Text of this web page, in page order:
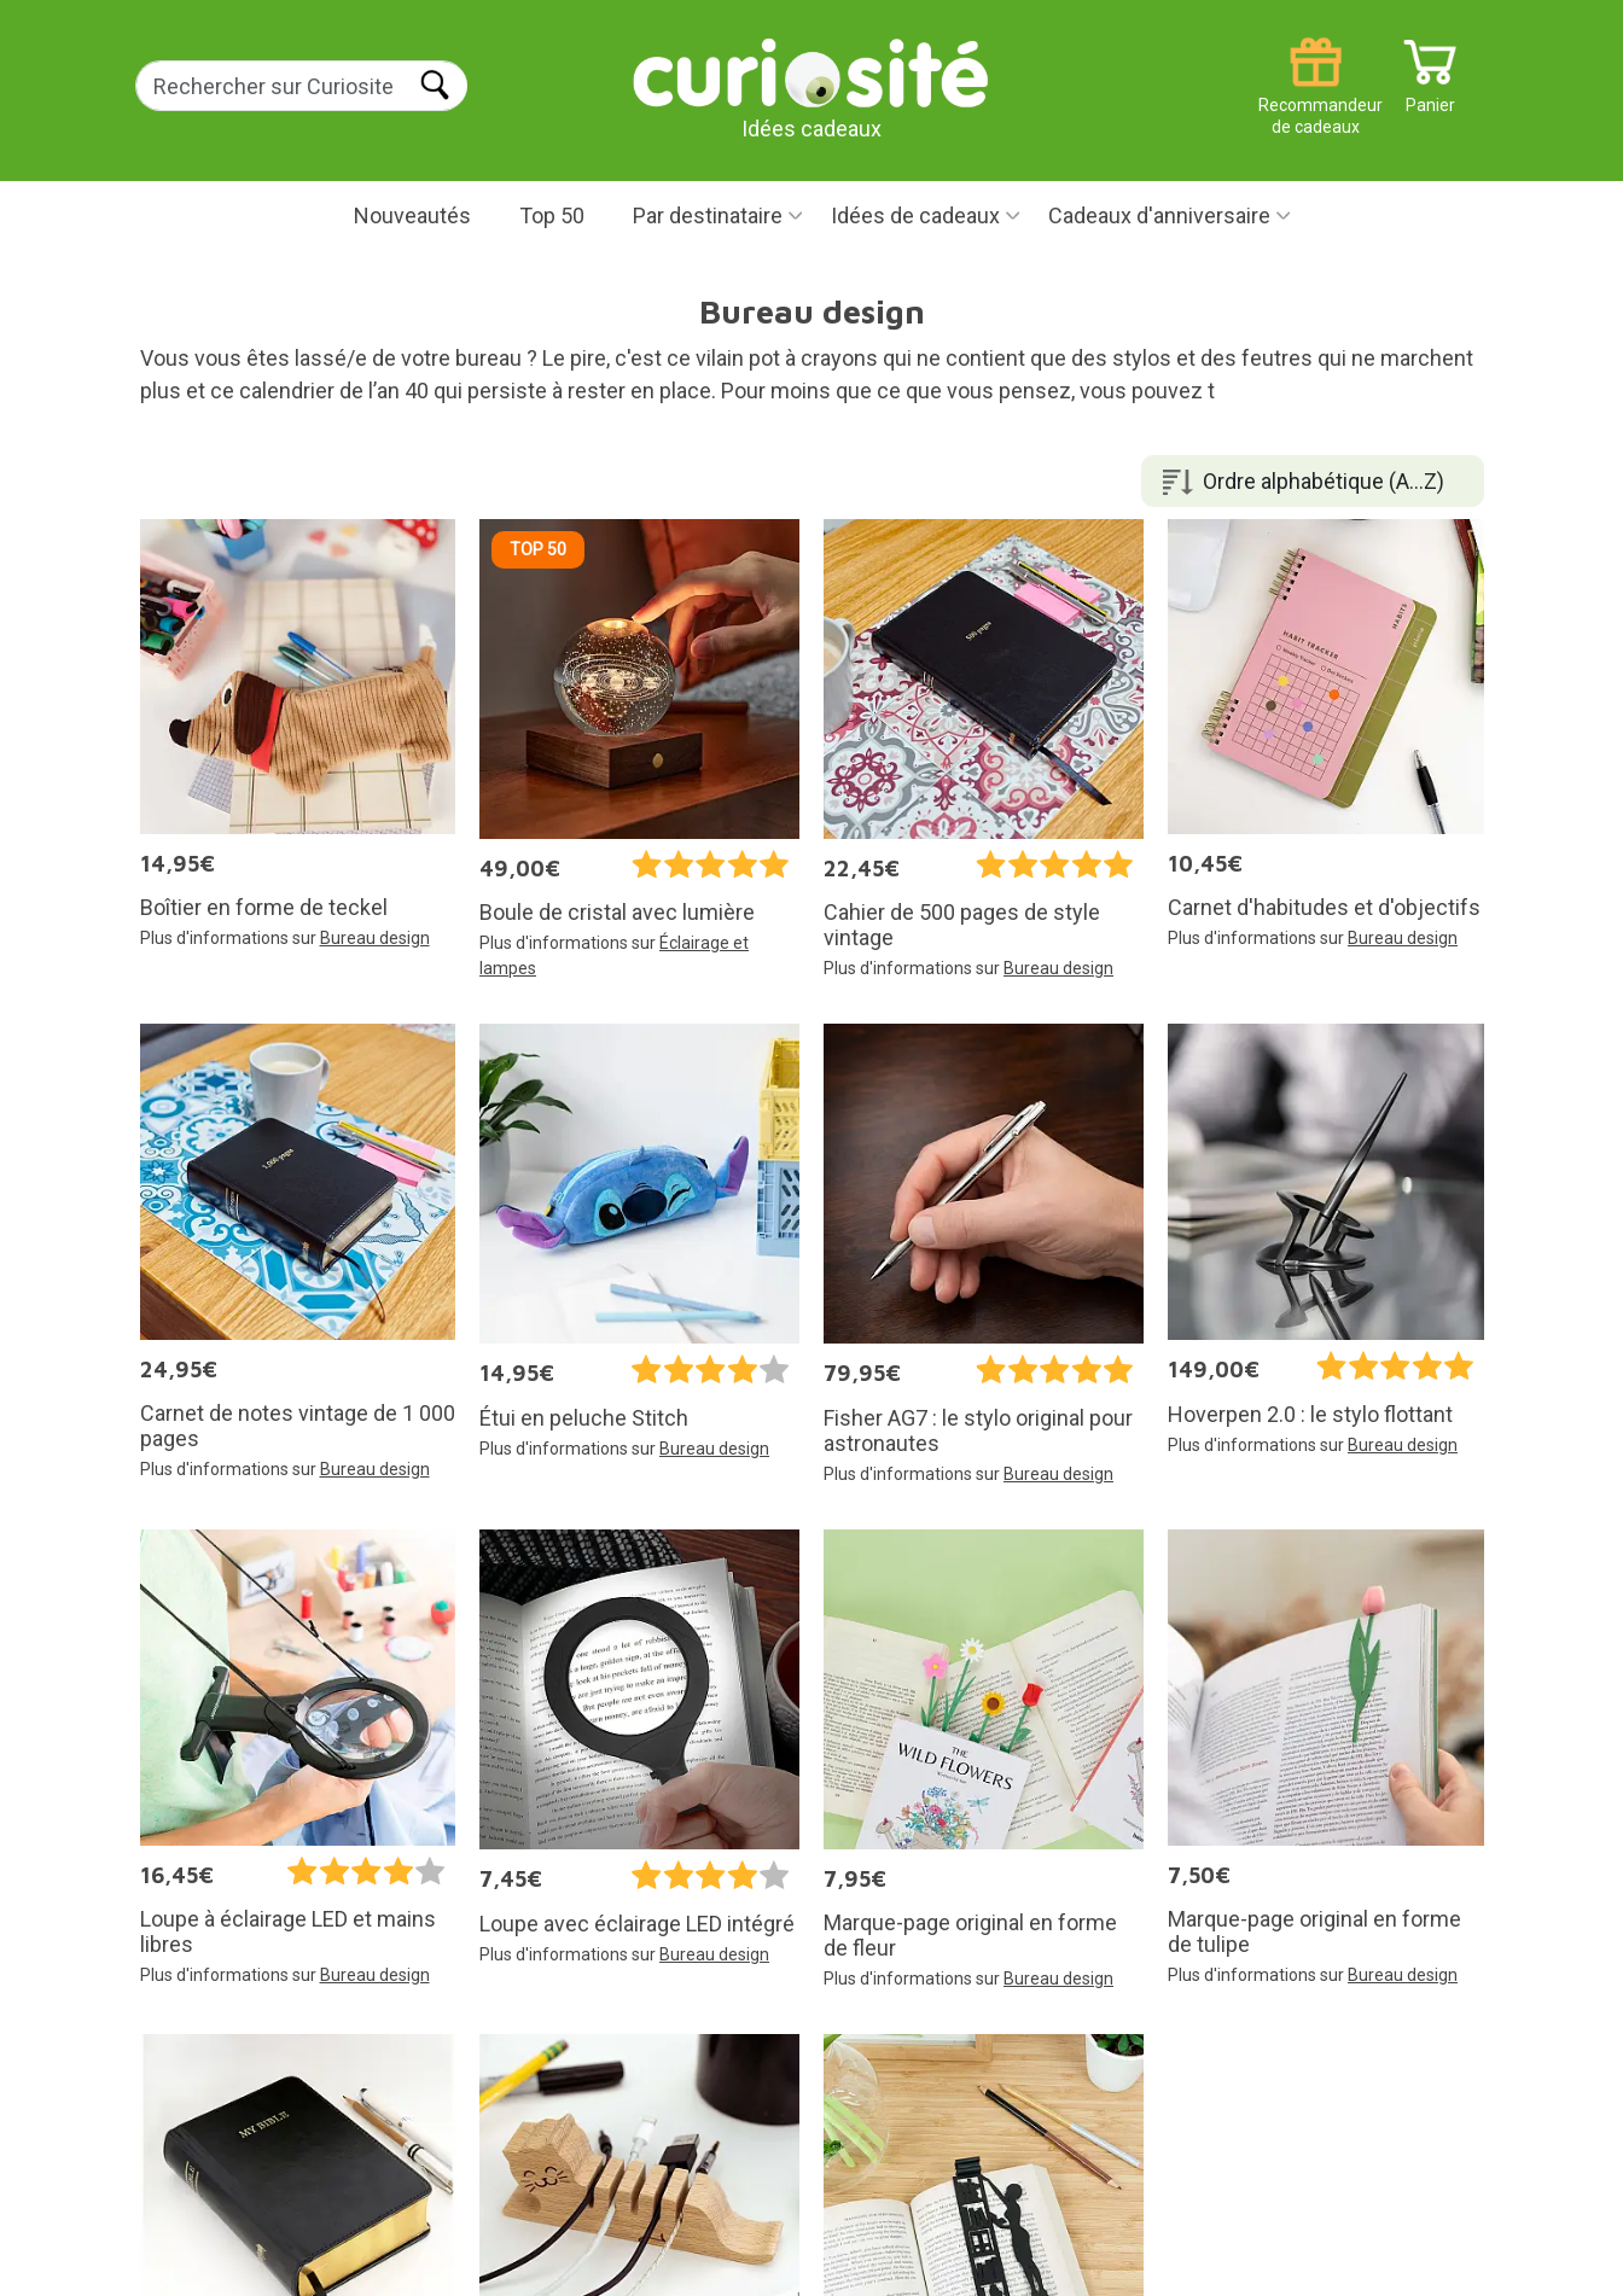
Idées cadeaux
Panier
Recommandeur
de cadeaux
Nouveautés Top 50 Par destinataire Idées de cadeaux Cadeaux d'anniversaire
Bureau design
Vous vous êtes lassé/e de votre bureau ? Le pire, c'est ce vilain pot à crayons qui ne contient que des stylos et des feutres qui ne marchent
plus et ce calendrier de l’an 40 qui persiste à rester en place. Pour moins que ce que vous pensez, vous pouvez t
Ordre alphabétique (A...Z)
14,95€
Boîtier en forme de teckel
Plus d'informations sur Bureau design
TOP 50
49,00€
Boule de cristal avec lumière
Plus d'informations sur Éclairage et
lampes
22,45€
Cahier de 500 pages de style
vintage
Plus d'informations sur Bureau design
10,45€
Carnet d'habitudes et d'objectifs
Plus d'informations sur Bureau design
24,95€
Carnet de notes vintage de 1 000
pages
Plus d'informations sur Bureau design
14,95€
Étui en peluche Stitch
Plus d'informations sur Bureau design
79,95€
Fisher AG7 : le stylo original pour
astronautes
Plus d'informations sur Bureau design
149,00€
Hoverpen 2.0 : le stylo flottant
Plus d'informations sur Bureau design
16,45€
Loupe à éclairage LED et mains
libres
Plus d'informations sur Bureau design
7,45€
Loupe avec éclairage LED intégré
Plus d'informations sur Bureau design
7,95€
Marque-page original en forme
de fleur
Plus d'informations sur Bureau design
7,50€
Marque-page original en forme
de tulipe
Plus d'informations sur Bureau design